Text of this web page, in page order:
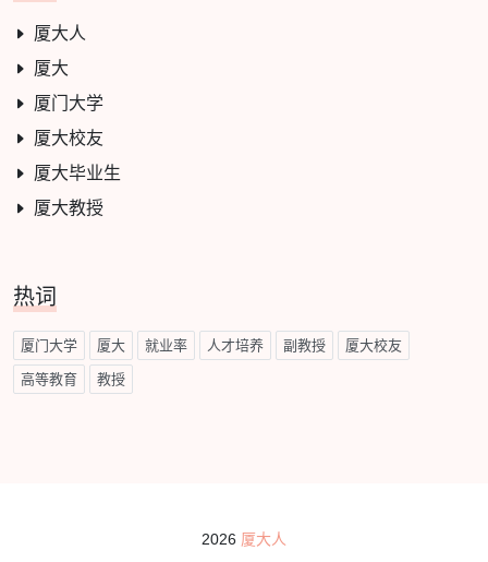
厦大人
厦大
厦门大学
厦大校友
厦大毕业生
厦大教授
热词
厦门大学 厦大 就业率 人才培养 副教授 厦大校友
高等教育 教授
2026 厦大人